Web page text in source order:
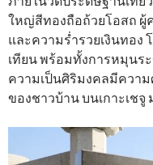
ใหญ่สีทองถือถ้วยโอสถ ผู้
และความร่ำรวยเงินทอง
เทียน พร้อมทั้งการหมุนร
ความเป็นศิริมงคลมีควา
ของชาวบ้าน บนเกาะเชจู